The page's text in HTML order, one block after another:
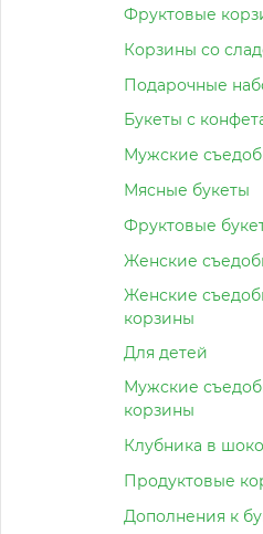
Фруктовые
Корзины со
Подарочные
Букеты с
Мужские
Мясные букеты
Фруктовые
Женские
Женские
корзины
Для детей
Мужские
корзины
Клубника в
Продуктовые
Дополнения к